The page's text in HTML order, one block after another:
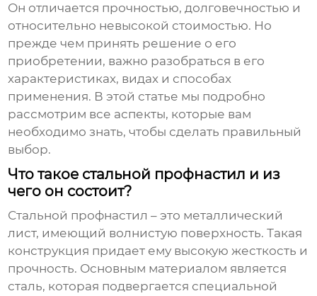
Он отличается прочностью, долговечностью и
относительно невысокой стоимостью. Но
прежде чем принять решение о его
приобретении, важно разобраться в его
характеристиках, видах и способах
применения. В этой статье мы подробно
рассмотрим все аспекты, которые вам
необходимо знать, чтобы сделать правильный
выбор.
Что такое стальной профнастил и из
чего он состоит?
Стальной профнастил – это металлический
лист, имеющий волнистую поверхность. Такая
конструкция придает ему высокую жесткость и
прочность. Основным материалом является
сталь, которая подвергается специальной